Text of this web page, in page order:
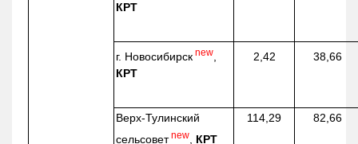
КРТ
г. Новосибирск new
КРТ
2,42 38,66
Верх-Тулинский
сельсовет new КРТ
114,29 82,66